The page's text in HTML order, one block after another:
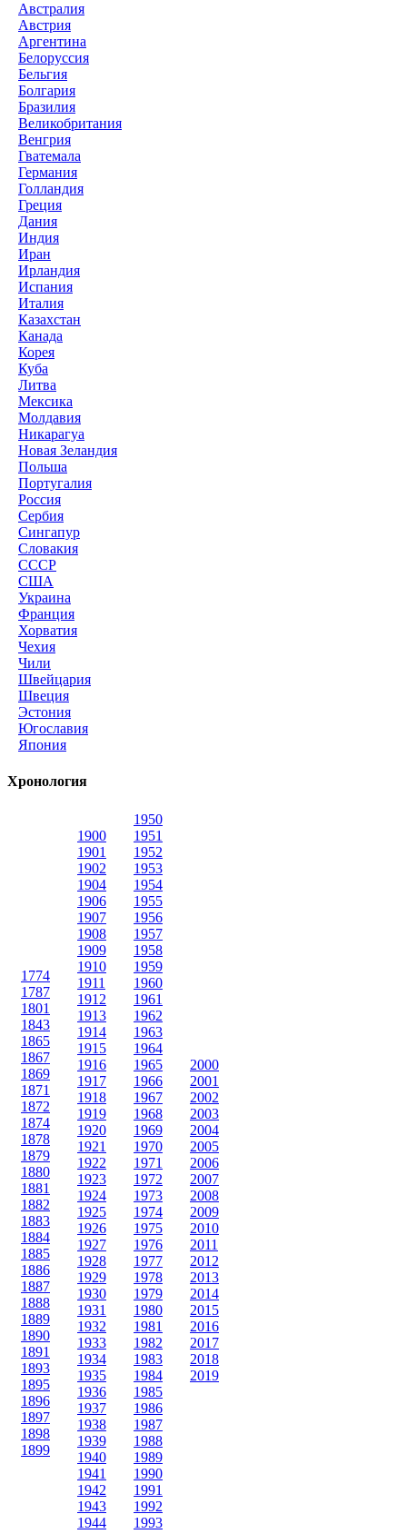
Австралия
Австрия
Аргентина
Белоруссия
Бельгия
Болгария
Бразилия
Великобритания
Венгрия
Гватемала
Германия
Голландия
Греция
Дания
Индия
Иран
Ирландия
Испания
Италия
Казахстан
Канада
Корея
Куба
Литва
Мексика
Молдавия
Никарагуа
Новая Зеландия
Польша
Португалия
Россия
Сербия
Сингапур
Словакия
СССР
США
Украина
Франция
Хорватия
Чехия
Чили
Швейцария
Швеция
Эстония
Югославия
Япония
Хронология
1774
1787
1801
1843
1865
1867
1869
1871
1872
1874
1878
1879
1880
1881
1882
1883
1884
1885
1886
1887
1888
1889
1890
1891
1893
1895
1896
1897
1898
1899
1900
1901
1902
1904
1906
1907
1908
1909
1910
1911
1912
1913
1914
1915
1916
1917
1918
1919
1920
1921
1922
1923
1924
1925
1926
1927
1928
1929
1930
1931
1932
1933
1934
1935
1936
1937
1938
1939
1940
1941
1942
1943
1944
1950
1951
1952
1953
1954
1955
1956
1957
1958
1959
1960
1961
1962
1963
1964
1965
1966
1967
1968
1969
1970
1971
1972
1973
1974
1975
1976
1977
1978
1979
1980
1981
1982
1983
1984
1985
1986
1987
1988
1989
1990
1991
1992
1993
2000
2001
2002
2003
2004
2005
2006
2007
2008
2009
2010
2011
2012
2013
2014
2015
2016
2017
2018
2019